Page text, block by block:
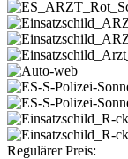
Regulärer Preis: